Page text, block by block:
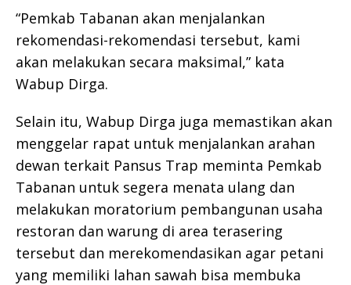
“Pemkab Tabanan akan menjalankan
rekomendasi-rekomendasi tersebut, kami
akan melakukan secara maksimal,” kata
Wabup Dirga.
Selain itu, Wabup Dirga juga memastikan akan
menggelar rapat untuk menjalankan arahan
dewan terkait Pansus Trap meminta Pemkab
Tabanan untuk segera menata ulang dan
melakukan moratorium pembangunan usaha
restoran dan warung di area terasering
tersebut dan merekomendasikan agar petani
yang memiliki lahan sawah bisa membuka